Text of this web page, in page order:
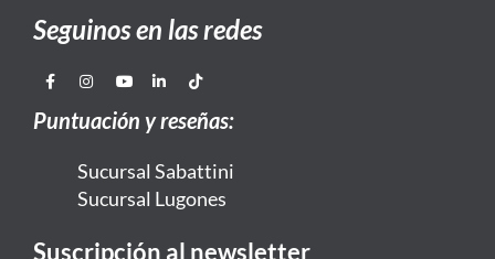
Seguinos en las redes
Puntuación y reseñas:
Sucursal Sabattini
Sucursal Lugones
Suscripción al newsletter